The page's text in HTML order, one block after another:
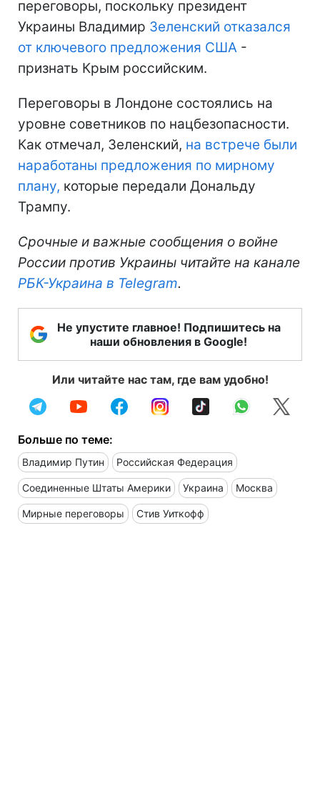
переговоры, поскольку президент
Украины Владимир Зеленский отказался
от ключевого предложения США -
признать Крым российским.
Переговоры в Лондоне состоялись на
уровне советников по нацбезопасности.
Как отмечал, Зеленский, на встрече были
наработаны предложения по мирному
плану, которые передали Дональду
Трампу.
Срочные и важные сообщения о войне
России против Украины читайте на канале
РБК-Украина в Telegram.
Не упустите главное! Подпишитесь на
наши обновления в Google!
Или читайте нас там, где вам удобно!
Больше по теме:
Владимир Путин Российская Федерация
Соединенные Штаты Америки Украина Москва
Мирные переговоры Стив Уиткофф